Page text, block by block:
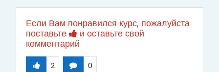
Если Вам понравился курс, пожалуйста
поставьте
и оставьте свой
комментарий
2 0